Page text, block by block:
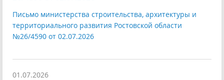
Письмо министерства строительства, архитектуры и
территориального развития Ростовской области
№26/4590 от 02.07.2026
01.07.2026